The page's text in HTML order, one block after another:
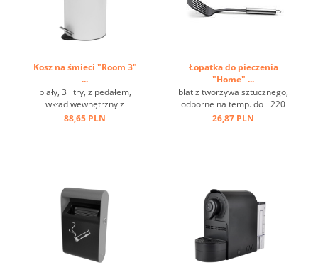
Kosz na śmieci "Room 3"
...
biały, 3 litry, z pedałem,
wkład wewnętrzny z
tworzywa sztucznego ...
88,65 PLN
Łopatka do pieczenia
"Home" ...
blat z tworzywa sztucznego,
odporne na temp. do +220
st.C, stal nierdzewna, oczko
26,87 PLN